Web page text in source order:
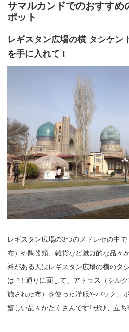
サマルカンドでのおすすめ
ポット
レギスタン広場の横 タシケン
を手に入れて !
レギスタン広場の3つのメドレセの中
布）や陶器類、雑貨など魅力的な品々
裕がある人はレギスタン広場の横のタ
は ? ! 通りに面して、アトラス（シル
施された布）を使った洋服やバック、
嬉しい品々がたくさんです! ぜひ、立